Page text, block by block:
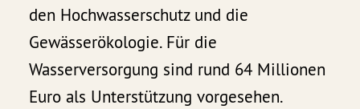
den Hochwasserschutz und die
Gewässerökologie. Für die
Wasserversorgung sind rund 64 Millionen
Euro als Unterstützung vorgesehen.